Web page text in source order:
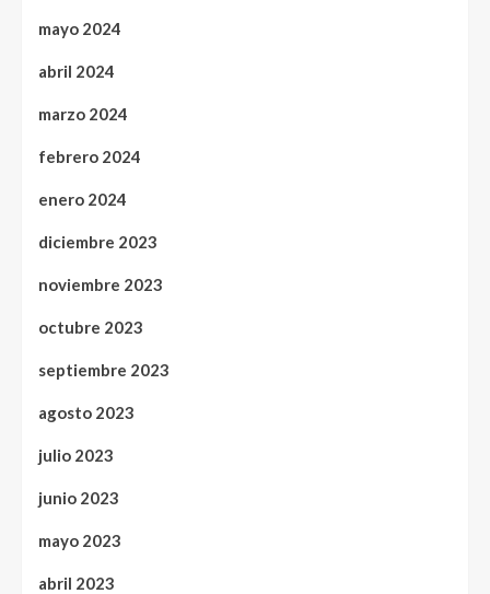
mayo 2024
abril 2024
marzo 2024
febrero 2024
enero 2024
diciembre 2023
noviembre 2023
octubre 2023
septiembre 2023
agosto 2023
julio 2023
junio 2023
mayo 2023
abril 2023